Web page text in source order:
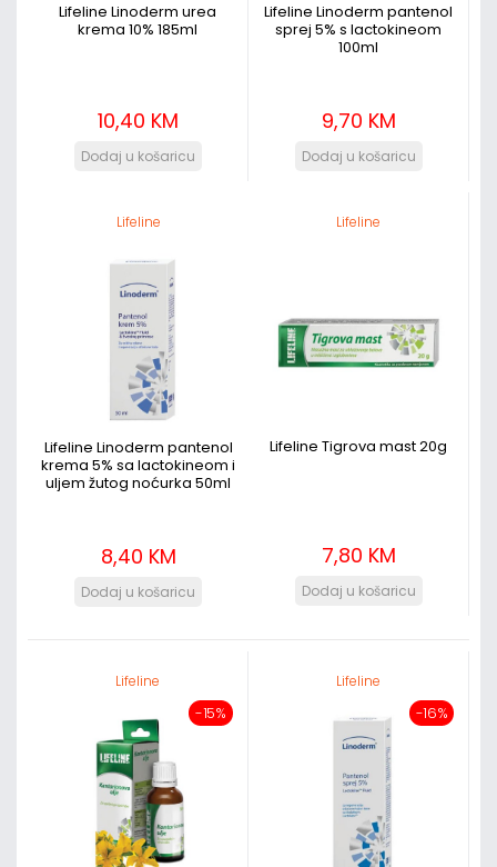
Lifeline Linoderm urea
krema 10% 185ml
10,40 KM
Lifeline Linoderm pantenol
sprej 5% s lactokineom
100ml
9,70 KM
Lifeline
Lifeline Linoderm pantenol
krema 5% sa lactokineom i
uljem žutog noćurka 50ml
8,40 KM
Lifeline
Lifeline Tigrova mast 20g
7,80 KM
Lifeline
-15%
Lifeline
-16%